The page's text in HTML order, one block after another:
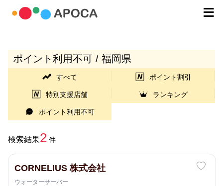
ポイント利用不可 / 福岡県
すべて ポイント割引
特別支援店舗 ランキング
ポイント利用不可
検索結果2 件
CORNELIUS 株式会社
ウォーターサーバー